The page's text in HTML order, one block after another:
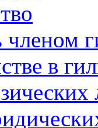
членом
в